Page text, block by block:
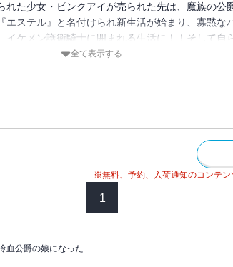
れた少女・ピンクアイが売られた先は、魔族の公
エステル』と名付けられ新生活が始まり、寡黙な
イケメン護衛騎士に囲まれる生活に！！そして自ら
瞳の秘密とは…！？エステルのドキドキほのぼのj
全て表示する
※無料、予約、入荷通知のコンテン
1
血公爵の娘になった